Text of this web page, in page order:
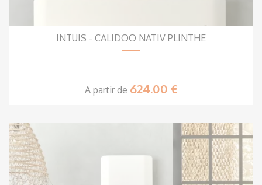
INTUIS - CALIDOO NATIV PLINTHE
A partir de 624.00 €